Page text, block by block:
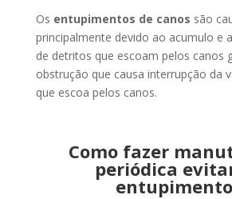
Os entupimentos de canos são
principalmente devido ao acumulo e
de detritos que escoam pelos canos
obstrução que causa interrupção da
que escoa pelos canos.
Como fazer
periódica